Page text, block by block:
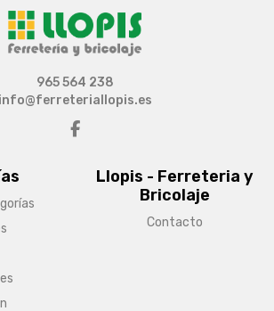
Llopis - Ferreteria y
Bricolaje
Contacto
965 564 238
info@ferreteriallopis.es